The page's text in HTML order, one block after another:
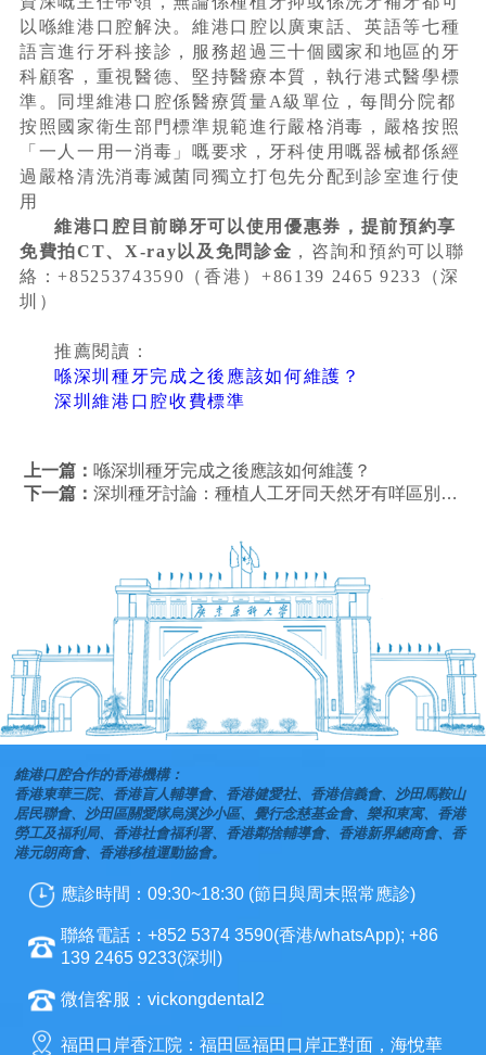
以喺維港口腔解決。維港口腔以廣東話、英語等七種
語言進行牙科接診，服務超過三十個國家和地區的牙
科顧客，重視醫德、堅持醫療本質，執行港式醫學標
準。同埋維港口腔係醫療質量A級單位，每間分院都
按照國家衛生部門標準規範進行嚴格消毒，嚴格按照
「一人一用一消毒」嘅要求，牙科使用嘅器械都係經
過嚴格清洗消毒滅菌同獨立打包先分配到診室進行使
用
維港口腔目前睇牙可以使用優惠券，提前預約享
免費拍CT、X-ray以及免問診金 ，咨詢和預約可以聯
絡：+85253743590（香港）+86139 2465 9233（深
圳）
推薦閱讀：
喺深圳種牙完成之後應該如何維護？
深圳維港口腔收費標準
上一篇： 喺深圳種牙完成之後應該如何維護？
下一篇：深圳種牙討論：種植人工牙同天然牙有咩區別？深圳植牙收費2024
維港口腔合作的香港機構：
香港東華三院、香港盲人輔導會、香港健愛社、香港信義會、沙田馬鞍山
居民聯會、沙田區關愛隊烏溪沙小區、覺行念慈基金會、樂和東寓、香港
勞工及福利局、香港社會福利署、香港鄰捨輔導會、香港新界總商會、香
港元朗商會、香港移植運動協會。
應診時間：09:30~18:30 (節日與周末照常應診)
聯絡電話：+852 5374 3590(香港/whatsApp); +86
139 2465 9233(深圳)
微信客服：vickongdental2
福田口岸香江院：福田區福田口岸正對面，海悅華